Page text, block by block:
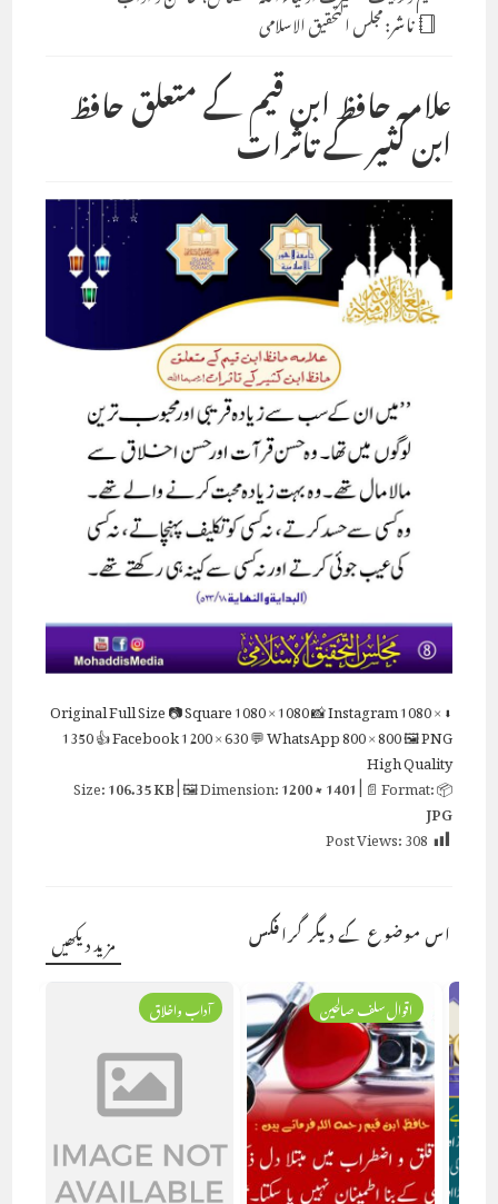
ناشر:مجلس التحقيق الاسلامى
علامہ حافظ ابن قیم کے متعلق حافظ
ابن کثیر کے تاثرات
⬇ Original
Full Size📷 Square1080 × 1080📸 Instagram1080 ×
1350👍 Facebook1200 × 630💬 WhatsApp800 × 800🖼 PNG
High Quality
📦 Size:
106.35 KB| 🖼 Dimension:1200 × 1401| 📄 Format:
JPG
Post Views:308
اس موضوع کے دیگر گرافکس مزید دیکھیں
اقوال سلف صالحین آداب واخلاق